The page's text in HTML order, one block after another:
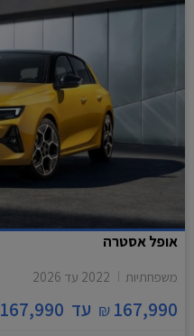
אופל אסטרה
משפחתיות 2022 עד 2026
167,990
₪ עד 167,990